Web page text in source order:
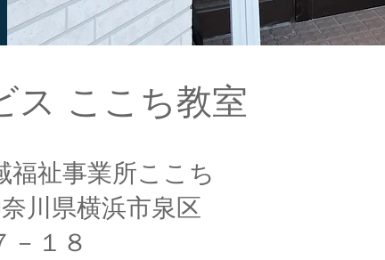
ス ここち教室
福祉事業所ここち
川県横浜市泉区
－１８